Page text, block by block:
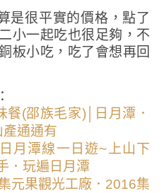
是很平實的價格，點了
小一起吃也很足夠，不
板小吃，吃了會想再回
餐(邵族毛家)│日月潭．
通通有
月潭線一日遊~上山下
．玩遍日月潭
元果觀光工廠．2016集